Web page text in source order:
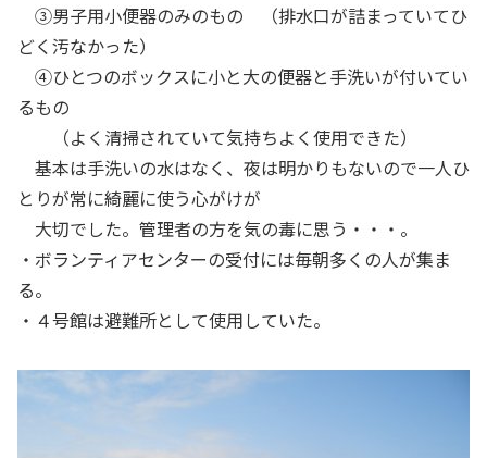
③男子用小便器のみのもの （排水口が詰まっていてひ
どく汚なかった）
④ひとつのボックスに小と大の便器と手洗いが付いてい
るもの
（よく清掃されていて気持ちよく使用できた）
基本は手洗いの水はなく、夜は明かりもないので一人ひ
とりが常に綺麗に使う心がけが
大切でした。管理者の方を気の毒に思う・・・。
・ボランティアセンターの受付には毎朝多くの人が集ま
る。
・４号館は避難所として使用していた。